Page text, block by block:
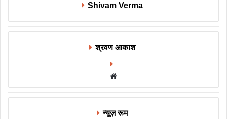
Shivam Verma
श्रवण आकाश
न्यूज़ रूम